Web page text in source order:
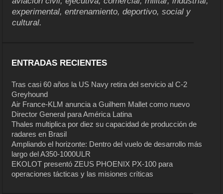
experimental, entrenamiento, deportivo, social y
cultural.
ENTRADAS RECIENTES
Tras casi 60 años la US Navy retira del servicio al C-2
Greyhound
Air France-KLM anuncia a Guilhem Mallet como nuevo
Director General para América Latina
Thales multiplica por diez su capacidad de producción de
radares en Brasil
Ampliando el horizonte: Dentro del vuelo de desarrollo más
largo del A350-1000ULR
EKOLOT presentó ZEUS PHOENIX PX-100 para
operaciones tácticas y las misiones críticas